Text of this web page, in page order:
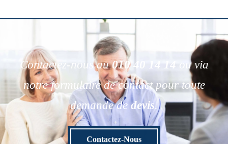
Contactez-nous au010 40 14 14
ou via
notre formulaire de contact pour toute
demande de devis.
Contactez-Nous